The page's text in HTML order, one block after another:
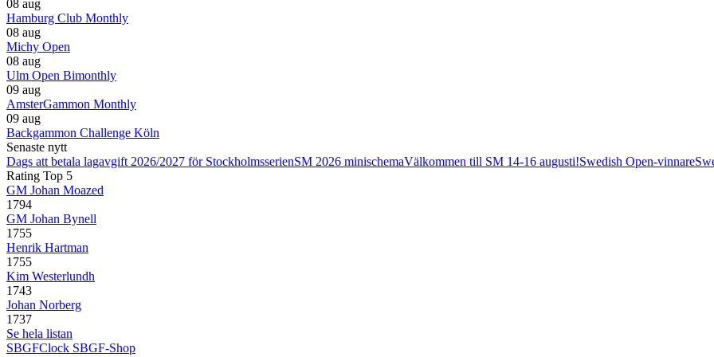
08 aug
Hamburg Club Monthly
08 aug
Michy Open
08 aug
Ulm Open Bimonthly
09 aug
AmsterGammon Monthly
09 aug
Backgammon Challenge Köln
Senaste nytt
Dags att betala lagavgift 2026/2027 för StockholmsserienSM 2026 minischemaVälkommen till SM 14-16 augusti!Swedish Open-vinnare
Rating Top 5
GM Johan Moazed
1794
GM Johan Bynell
1755
Henrik Hartman
1755
Kim Westerlundh
1743
Johan Norberg
1737
Se hela listan
SBGFClock SBGF-Shop